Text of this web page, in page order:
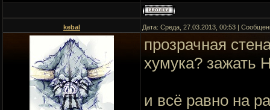
kebal Дата: Среда, 27.03.2013, 00:53 |
прозрачная
хумука? зажать
и всё равно на